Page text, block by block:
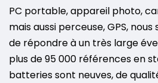
PC portable, appareil photo,
mais aussi perceuse, GPS,
de répondre à un très large
plus de 95 000 références en
batteries sont neuves, de